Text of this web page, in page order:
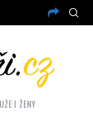
I ŽENY